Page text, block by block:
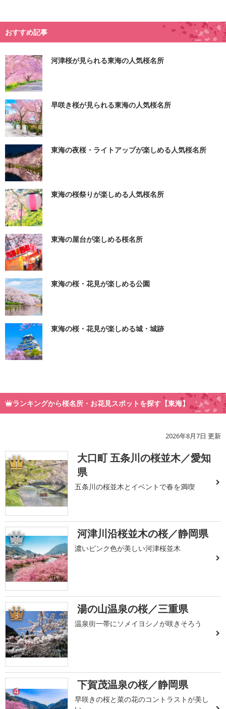
おすすめ記事
河津桜が見られる東海の人気桜名所
早咲き桜が見られる東海の人気桜名所
東海の夜桜・ライトアップが楽しめる人気桜名所
東海の桜祭りが楽しめる人気桜名所
東海の屋台が楽しめる桜名所
東海の桜・花見が楽しめる公園
東海の桜・花見が楽しめる城・城跡
ランキングから桜名所・お花見スポットを探す【東海】
2026年8月7日 更新
1
大口町 五条川の桜並木／愛知
県
五条川の桜並木とイベントで春を満喫
2 河津川沿桜並木の桜／静岡県
濃いピンク色が美しい河津桜並木
3 湯の山温泉の桜／三重県
温泉街一帯にソメイヨシノが咲きそろう
4 下賀茂温泉の桜／静岡県
早咲きの桜と菜の花のコントラストが美し